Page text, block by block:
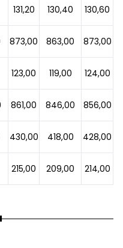
131,20 130,40 130,60
873,00 863,00 873,00
123,00 119,00 124,00
861,00 846,00 856,00
430,00 418,00 428,00
215,00 209,00 214,00